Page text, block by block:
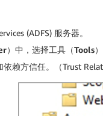
(ADFS) 服务器。
） 中，选择工具（Tools）
依赖方信任。（Trust